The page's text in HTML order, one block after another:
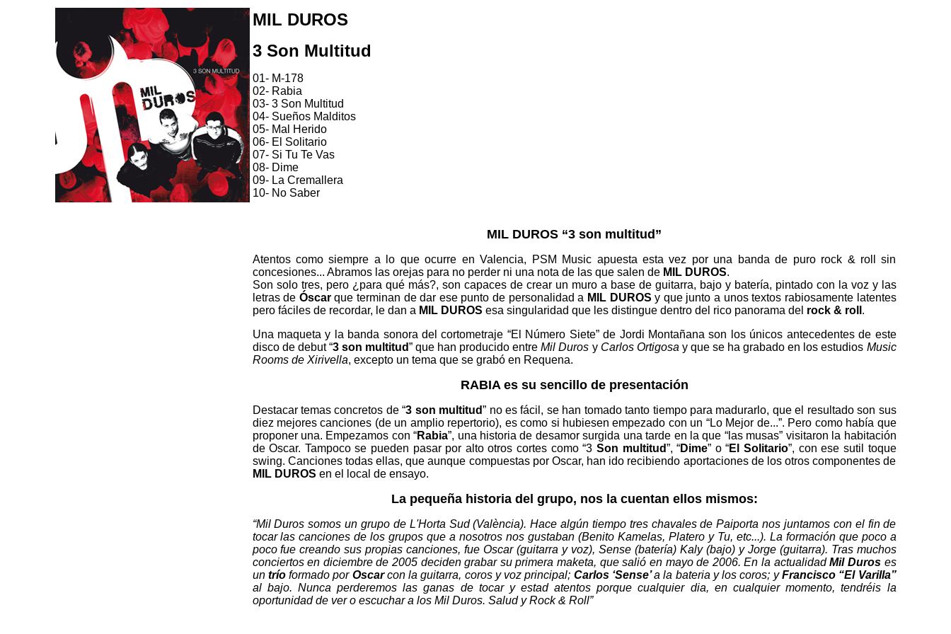
MIL DUROS
3 Son Multitud
01- M-178
02- Rabia
03- 3 Son Multitud
04- Sueños Malditos
05- Mal Herido
06- El Solitario
07- Si Tu Te Vas
08- Dime
09- La Cremallera
10- No Saber
MIL DUROS “3 son multitud”
Atentos como siempre a lo que ocurre en Valencia, PSM Music apuesta esta vez por una banda de puro rock & roll sin
concesiones... Abramos las orejas para no perder ni una nota de las que salen de MIL DUROS.
Son solo tres, pero ¿para qué más?, son capaces de crear un muro a base de guitarra, bajo y batería, pintado con la voz y las
letras de Óscarque terminan de dar ese punto de personalidad a MIL DUROS y que junto a unos textos rabiosamente latentes
pero fáciles de recordar, le dan a MIL DUROS esa singularidad que les distingue dentro del rico panorama del rock & roll .
Una maqueta y la banda sonora del cortometraje “El Número Siete” de Jordi Montañana son los únicos antecedentes de este
disco de debut “3 son multitud” que han producido entreMil Duros y Carlos Ortigosa y que se ha grabado en los estudios Music
Rooms de Xirivella, excepto un tema que se grabó en Requena.
RABIA es su sencillo de presentación
Destacar temas concretos de “3 son multitud” no es fácil, se han tomado tanto tiempo para madurarlo, que el resultado son sus
diez mejores canciones (de un amplio repertorio), es como si hubiesen empezado con un “Lo Mejor de...”. Pero como había que
proponer una. Empezamos con “Rabia”, una historia de desamor surgida una tarde en la que “las musas” visitaron la habitación
de Oscar. Tampoco se pueden pasar por alto otros cortes como “3 Son multitud”, “Dime” o “El Solitario”, con ese sutil toque
swing. Canciones todas ellas, que aunque compuestas por Oscar, han ido recibiendo aportaciones de los otros componentes de
MIL DUROS en el local de ensayo.
La pequeña historia del grupo, nos la cuentan ellos mismos:
“Mil Duros somos un grupo de L'Horta Sud (València). Hace algún tiempo tres chavales de Paiporta nos juntamos con el fin de
tocar las canciones de los grupos que a nosotros nos gustaban (Benito Kamelas, Platero y Tu, etc...). La formación que poco a
poco fue creando sus propias canciones, fue Oscar (guitarra y voz), Sense (batería) Kaly (bajo) y Jorge (guitarra). Tras muchos
conciertos en diciembre de 2005 deciden grabar su primera maketa, que salió en mayo de 2006. En la actualidadMil Duros es
un tríoformado por Oscarcon la guitarra, coros y voz principal; Carlos ‘Sense’a la bateria y los coros; yFrancisco “El Varilla”
al bajo. Nunca perderemos las ganas de tocar y estad atentos porque cualquier dia, en cualquier momento, tendréis la
oportunidad de ver o escuchar a los Mil Duros. Salud y Rock & Roll”